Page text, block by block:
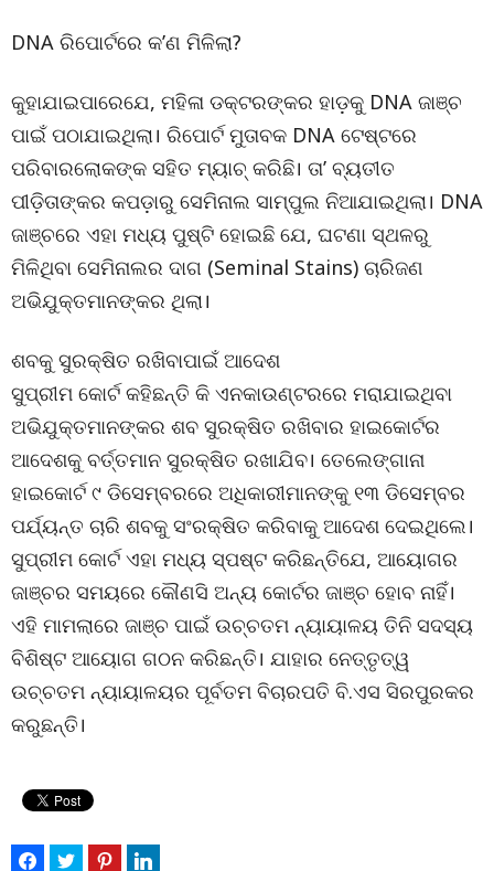
DNA ରିପୋର୍ଟରେ କ’ଣ ମିଳିଲା?
କୁହାଯାଇପାରେଯେ, ମହିଳା ଡକ୍ଟରଙ୍କର ହାଡ଼କୁ DNA ଜାଞ୍ଚ
ପାଇଁ ପଠାଯାଇଥିଲା। ରିପୋର୍ଟ ମୁତାବକ DNA ଟେଷ୍ଟରେ
ପରିବାରଲୋକଙ୍କ ସହିତ ମ୍ୟାଚ୍ କରିଛି। ତା’ ବ୍ୟତୀତ
ପୀଡ଼ିତାଙ୍କର କପଡ଼ାରୁ ସେମିନାଲ ସାମ୍ପୁଲ ନିଆଯାଇଥିଲା। DNA
ଜାଞ୍ଚରେ ଏହା ମଧ୍ୟ ପୁଷ୍ଟି ହୋଇଛି ଯେ, ଘଟଣା ସ୍ଥଳରୁ
ମିଳିଥିବା ସେମିନାଲର ଦାଗ (Seminal Stains) ଚାରିଜଣ
ଅଭିଯୁକ୍ତମାନଙ୍କର ଥିଲା।
ଶବକୁ ସୁରକ୍ଷିତ ରଖିବାପାଇଁ ଆଦେଶ
ସୁପ୍ରୀମ କୋର୍ଟ କହିଛନ୍ତି କି ଏନକାଉଣ୍ଟରରେ ମରାଯାଇଥିବା
ଅଭିଯୁକ୍ତମାନଙ୍କର ଶବ ସୁରକ୍ଷିତ ରଖିବାର ହାଇକୋର୍ଟର
ଆଦେଶକୁ ବର୍ତ୍ତମାନ ସୁରକ୍ଷିତ ରଖାଯିବ। ତେଲେଙ୍ଗାନା
ହାଇକୋର୍ଟ ୯ ଡିସେମ୍ବରରେ ଅଧିକାରୀମାନଙ୍କୁ ୧୩ ଡିସେମ୍ବର
ପର୍ଯ୍ୟନ୍ତ ଚାରି ଶବକୁ ସଂରକ୍ଷିତ କରିବାକୁ ଆଦେଶ ଦେଇଥିଲେ।
ସୁପ୍ରୀମ କୋର୍ଟ ଏହା ମଧ୍ୟ ସ୍ପଷ୍ଟ କରିଛନ୍ତିଯେ, ଆୟୋଗର
ଜାଞ୍ଚର ସମୟରେ କୌଣସି ଅନ୍ୟ କୋର୍ଟର ଜାଞ୍ଚ ହୋବ ନାହିଁ।
ଏହି ମାମଲାରେ ଜାଞ୍ଚ ପାଇଁ ଉଚ୍ଚତମ ନ୍ୟାୟାଳୟ ତିନି ସଦସ୍ୟ
ବିଶିଷ୍ଟ ଆୟୋଗ ଗଠନ କରିଛନ୍ତି। ଯାହାର ନେତ୍ତୃତ୍ୱ
ଉଚ୍ଚତମ ନ୍ୟାୟାଳୟର ପୂର୍ବତମ ବିଚାରପତି ବି.ଏସ ସିରପୁରକର
କରୁଛନ୍ତି।